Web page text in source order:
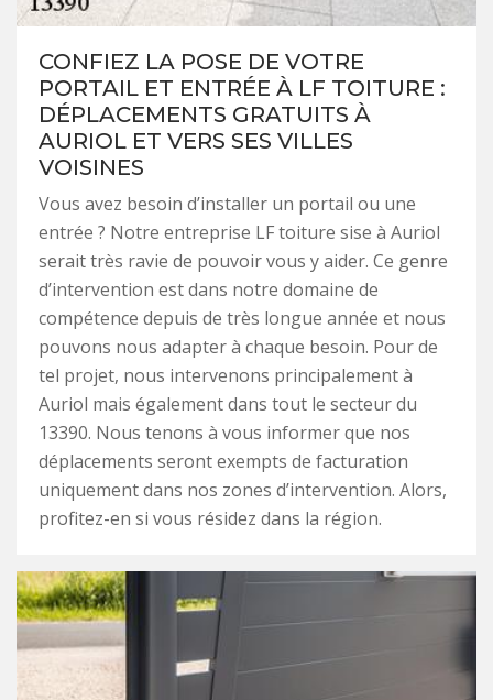
CONFIEZ LA POSE DE VOTRE
PORTAIL ET ENTRÉE À LF TOITURE :
DÉPLACEMENTS GRATUITS À
AURIOL ET VERS SES VILLES
VOISINES
Vous avez besoin d’installer un portail ou une
entrée ? Notre entreprise LF toiture sise à Auriol
serait très ravie de pouvoir vous y aider. Ce genre
d’intervention est dans notre domaine de
compétence depuis de très longue année et nous
pouvons nous adapter à chaque besoin. Pour de
tel projet, nous intervenons principalement à
Auriol mais également dans tout le secteur du
13390. Nous tenons à vous informer que nos
déplacements seront exempts de facturation
uniquement dans nos zones d’intervention. Alors,
profitez-en si vous résidez dans la région.